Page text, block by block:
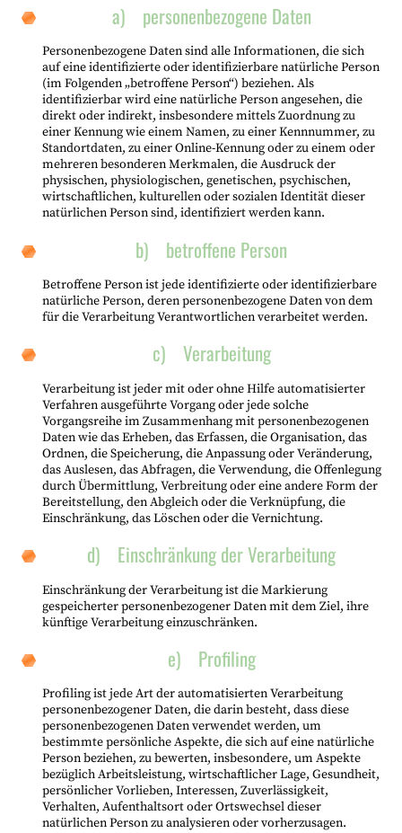
a) personenbezogene Daten
Personenbezogene Daten sind alle Informationen, die sich
auf eine identifizierte oder identifizierbare natürliche Person
(im Folgenden „betroffene Person“) beziehen. Als
identifizierbar wird eine natürliche Person angesehen, die
direkt oder indirekt, insbesondere mittels Zuordnung zu
einer Kennung wie einem Namen, zu einer Kennnummer, zu
Standortdaten, zu einer Online-Kennung oder zu einem oder
mehreren besonderen Merkmalen, die Ausdruck der
physischen, physiologischen, genetischen, psychischen,
wirtschaftlichen, kulturellen oder sozialen Identität dieser
natürlichen Person sind, identifiziert werden kann.
b) betroffene Person
Betroffene Person ist jede identifizierte oder identifizierbare
natürliche Person, deren personenbezogene Daten von dem
für die Verarbeitung Verantwortlichen verarbeitet werden.
c) Verarbeitung
Verarbeitung ist jeder mit oder ohne Hilfe automatisierter
Verfahren ausgeführte Vorgang oder jede solche
Vorgangsreihe im Zusammenhang mit personenbezogenen
Daten wie das Erheben, das Erfassen, die Organisation, das
Ordnen, die Speicherung, die Anpassung oder Veränderung,
das Auslesen, das Abfragen, die Verwendung, die Offenlegung
durch Übermittlung, Verbreitung oder eine andere Form der
Bereitstellung, den Abgleich oder die Verknüpfung, die
Einschränkung, das Löschen oder die Vernichtung.
d) Einschränkung der Verarbeitung
Einschränkung der Verarbeitung ist die Markierung
gespeicherter personenbezogener Daten mit dem Ziel, ihre
künftige Verarbeitung einzuschränken.
e) Profiling
Profiling ist jede Art der automatisierten Verarbeitung
personenbezogener Daten, die darin besteht, dass diese
personenbezogenen Daten verwendet werden, um
bestimmte persönliche Aspekte, die sich auf eine natürliche
Person beziehen, zu bewerten, insbesondere, um Aspekte
bezüglich Arbeitsleistung, wirtschaftlicher Lage, Gesundheit,
persönlicher Vorlieben, Interessen, Zuverlässigkeit,
Verhalten, Aufenthaltsort oder Ortswechsel dieser
natürlichen Person zu analysieren oder vorherzusagen.